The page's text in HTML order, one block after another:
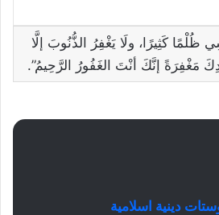
كَثِيرًا، ولَا يَغْفِرُ الذُّنُوبَ إلَّا
مَغْفِرَةً إنَّكَ أنْتَ الغَفُورُ الرَّحِيمُ”.
دينية اسلامية